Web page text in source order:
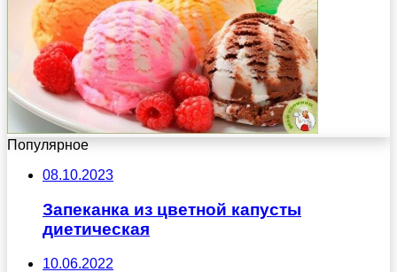
Популярное
08.10.2023
Запеканка из цветной капусты
диетическая
10.06.2022